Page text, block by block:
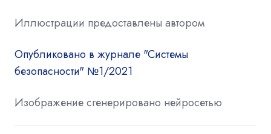
Иллюстрации предоставлены автором
Опубликовано в журнале "Системы
безопасности" №1/2021
Изображение сгенерировано нейросетью